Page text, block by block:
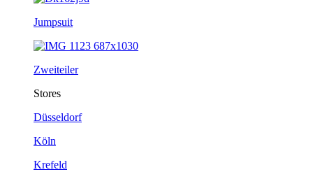
Jumpsuit
Zweiteiler
Stores
Düsseldorf
Köln
Krefeld